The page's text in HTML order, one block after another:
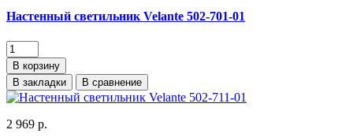
Настенный светильник Velante 502-701-01
В корзину
В закладки
В сравнение
2 969 р.